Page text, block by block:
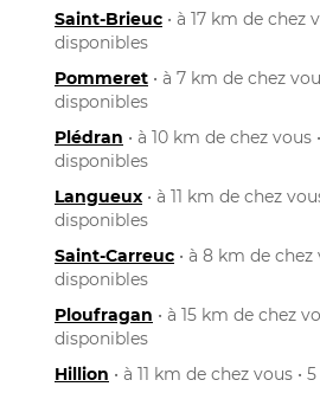
Saint-Brieuc • à 17 km de chez
disponibles
Pommeret • à 7 km de chez
disponibles
Plédran • à 10 km de chez
disponibles
Langueux • à 11 km de chez
disponibles
Saint-Carreuc • à 8 km de
disponibles
Ploufragan • à 15 km de chez
disponibles
Hillion • à 11 km de chez vous